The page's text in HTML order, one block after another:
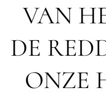
VAN
DE
ONZE